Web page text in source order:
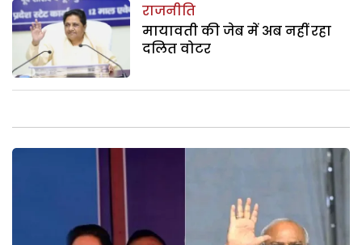
राजनीति
मायावती की जेब में अब नहीं रहा
दलित वोटर